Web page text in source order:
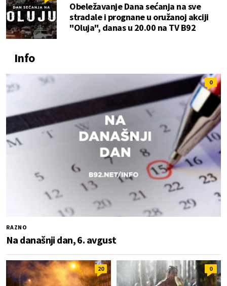
Obeležavanje Dana sećanja na sve
stradale i prognane u oružanoj akciji
"Oluja", danas u 20.00 na TV B92
Info
0
RAZNO
Na današnji dan, 6. avgust
20 0